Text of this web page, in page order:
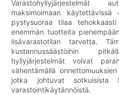
Varastohyllyjärjestelmät
maksimoimaan
pystysuoraa tilaa
enemmän tuotteita
lisävarastotilan tarvetta.
kustannussäästöihin
hyllyjärjestelmät voivat
vähentämällä
jotka johtuvat sotkuisista
varastointikäytännöistä.